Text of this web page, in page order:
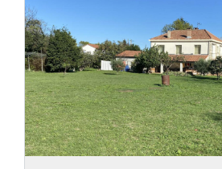
Connexion
Identifiant